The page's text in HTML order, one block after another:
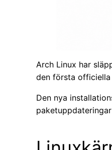
Arch Linux har
den första officiella
Den nya